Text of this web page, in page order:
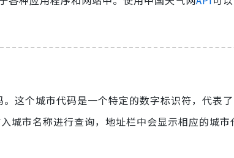
这个城市代码是一个特定的数字标识符，代表
城市名称进行查询，地址栏中会显示相应的城市